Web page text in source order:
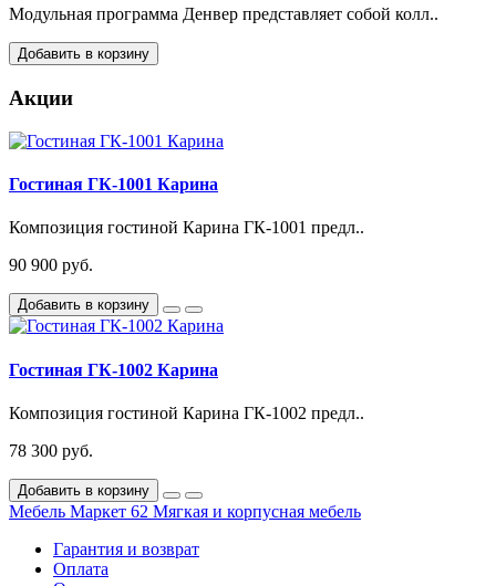
Модульная программа Денвер представляет собой колл..
Добавить в корзину
Акции
Гостиная ГК-1001 Карина
Композиция гостиной Карина ГК-1001 предл..
90 900 руб.
Добавить в корзину
Гостиная ГК-1002 Карина
Композиция гостиной Карина ГК-1002 предл..
78 300 руб.
Добавить в корзину
Мебель Маркет 62 Мягкая и корпусная мебель
Гарантия и возврат
Оплата